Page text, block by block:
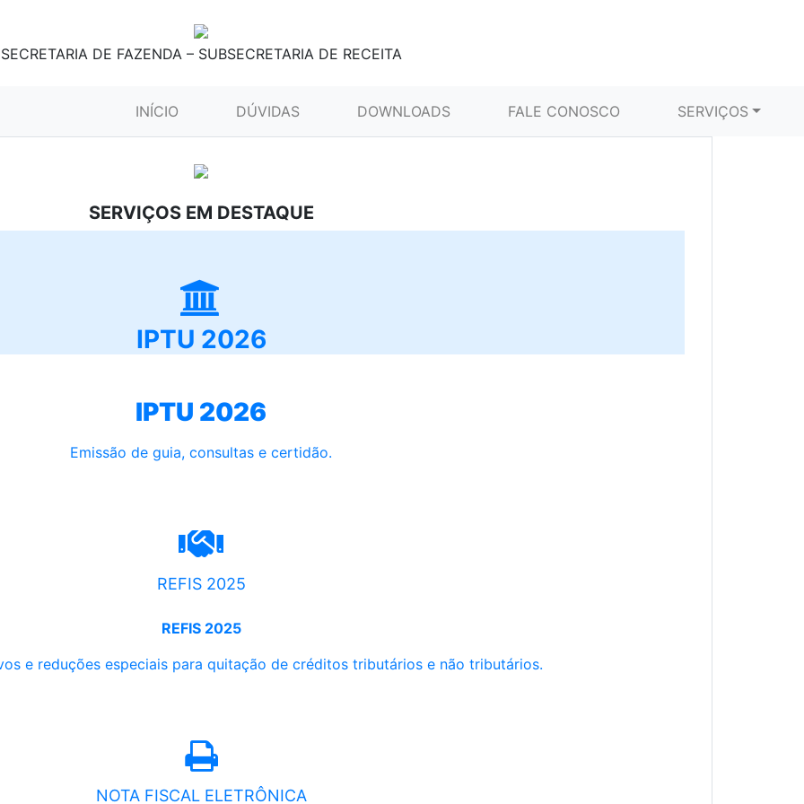
SECRETARIA DE FAZENDA – SUBSECRETARIA DE RECEITA
INÍCIO (CURRENT)DÚVIDAS DOWNLOADS FALE CONOSCO SERVIÇOS
SERVIÇOS EM DESTAQUE
IPTU 2026
IPTU 2026
Emissão de guia, consultas e certidão.
REFIS 2025
REFIS 2025
e reduções especiais para quitação de créditos tributários e não tributários.
NOTA FISCAL ELETRÔNICA